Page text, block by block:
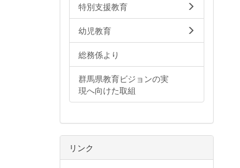
特別支援教育
幼児教育
総務係より
群馬県教育ビジョンの実
現へ向けた取組
リンク